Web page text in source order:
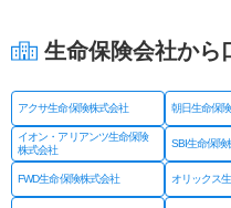
生命保険会社から
アクサ生命保険株式会社 朝日生命保
イオン・アリアンツ生命保険
株式会社
SBI生命保険
FWD生命保険株式会社 オリックス